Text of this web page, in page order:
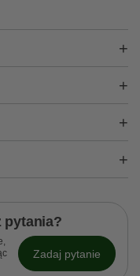
pytania?
Zadaj pytanie